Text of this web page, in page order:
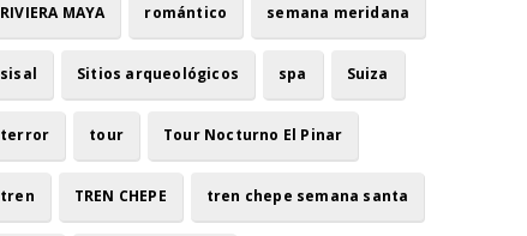
RIVIERA MAYA romántico semana meridana
sisal Sitios arqueológicos spa Suiza
terror tour Tour Nocturno El Pinar
tren TREN CHEPE tren chepe semana santa